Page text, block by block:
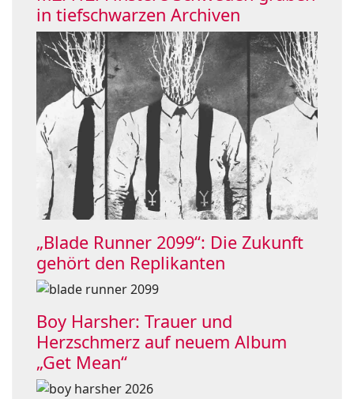
in tiefschwarzen Archiven
„Blade Runner 2099“: Die Zukunft
gehört den Replikanten
Boy Harsher: Trauer und
Herzschmerz auf neuem Album
„Get Mean“